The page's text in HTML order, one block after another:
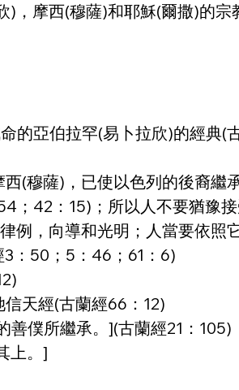
，摩西(穆薩)和耶穌(爾撒)的宗
的亞伯拉罕(易卜拉欣)的經典(
(穆薩)，已使以色列的後裔繼
；42：15)；所以人不要猶豫
例，向導和光明；人當要依照
：50；5：46；61：6)
天經(古蘭經66：12)
善僕所繼承。](古蘭經21：105)
上。]